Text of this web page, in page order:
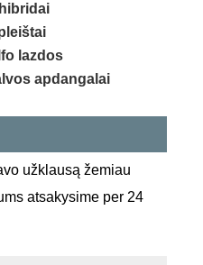
lazdos
apdangalai
užklausą žemiau
atsakysime per 24